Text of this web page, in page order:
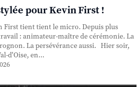
pour Kevin First !
First tient tient le micro. Depuis plus
: animateur-maître de cérémonie. La
La persévérance aussi. Hier soir,
d'Oise, en...